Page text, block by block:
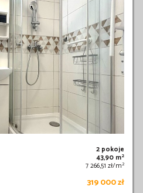
2 pokoje
43,90 m2
7 266,51 zł/m2
319 000 zł